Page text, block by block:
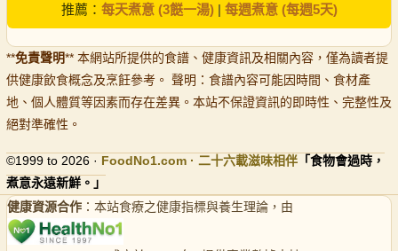
推薦： 每天煮意 (3餸一湯)| 每週煮意 (每週5天)
**免責聲明** 本網站所提供的食譜、健康資訊及相關內容，僅為讀者提
供健康飲食概念及烹飪參考。 聲明：食譜內容可能因時間、食材產
地、個人體質等因素而存在差異。本站不保證資訊的即時性、完整性及
絕對準確性。
©1999 to 2026 · FoodNo1.com · 二十六載滋味相伴 「食物會過時，
煮意永遠新鮮。」
健康資源合作 ：本站食療之健康指標與養生理論，由